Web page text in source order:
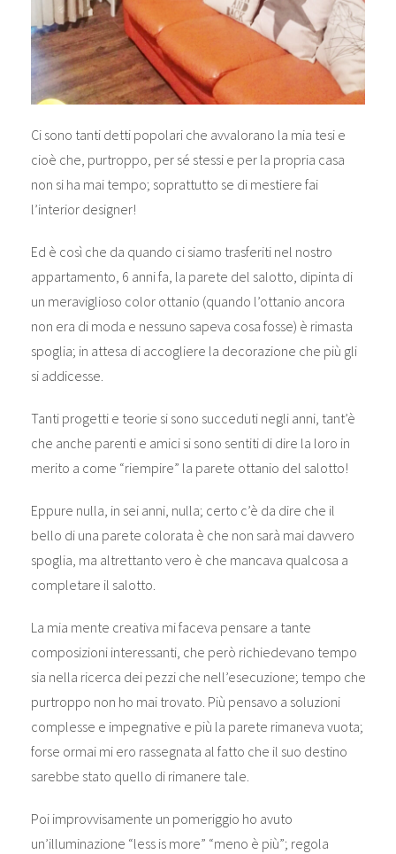
Ci sono tanti detti popolari che avvalorano la mia tesi e
cioè che, purtroppo, per sé stessi e per la propria casa
non si ha mai tempo; soprattutto se di mestiere fai
l’interior designer!
Ed è così che da quando ci siamo trasferiti nel nostro
appartamento, 6 anni fa, la parete del salotto, dipinta di
un meraviglioso color ottanio (quando l’ottanio ancora
non era di moda e nessuno sapeva cosa fosse) è rimasta
spoglia; in attesa di accogliere la decorazione che più gli
si addicesse.
Tanti progetti e teorie si sono succeduti negli anni, tant’è
che anche parenti e amici si sono sentiti di dire la loro in
merito a come “riempire” la parete ottanio del salotto!
Eppure nulla, in sei anni, nulla; certo c’è da dire che il
bello di una parete colorata è che non sarà mai davvero
spoglia, ma altrettanto vero è che mancava qualcosa a
completare il salotto.
La mia mente creativa mi faceva pensare a tante
composizioni interessanti, che però richiedevano tempo
sia nella ricerca dei pezzi che nell’esecuzione; tempo che
purtroppo non ho mai trovato. Più pensavo a soluzioni
complesse e impegnative e più la parete rimaneva vuota;
forse ormai mi ero rassegnata al fatto che il suo destino
sarebbe stato quello di rimanere tale.
Poi improvvisamente un pomeriggio ho avuto
un’illuminazione “less is more” “meno è più”; regola